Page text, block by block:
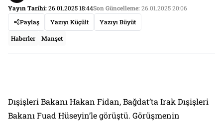
Yayın Tarihi:26.01.2025 18:44Son Güncelleme:26.01.2025 20:06
Paylaş
Yazıyı Küçült Yazıyı Büyüt
Haberler Manşet
Dışişleri Bakanı Hakan Fidan, Bağdat’ta Irak Dışişleri
Bakanı Fuad Hüseyin’le görüştü. Görüşmenin